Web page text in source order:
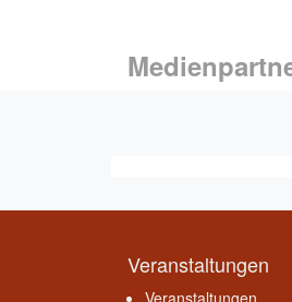
Veranstaltungen